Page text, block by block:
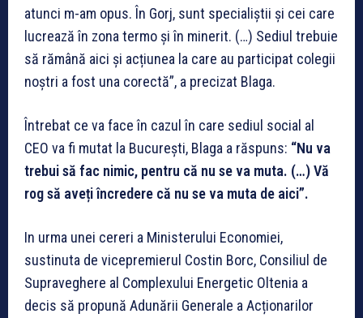
atunci m-am opus. În Gorj, sunt specialiștii și cei care
lucrează în zona termo și în minerit. (…) Sediul trebuie
să rămână aici și acțiunea la care au participat colegii
noștri a fost una corectă”, a precizat Blaga.
Întrebat ce va face în cazul în care sediul social al
CEO va fi mutat la București, Blaga a răspuns: “Nu va
trebui să fac nimic, pentru că nu se va muta. (…) Vă
rog să aveți încredere că nu se va muta de aici”.
In urma unei cereri a Ministerului Economiei,
sustinuta de vicepremierul Costin Borc, Consiliul de
Supraveghere al Complexului Energetic Oltenia a
decis să propună Adunării Generale a Acționarilor